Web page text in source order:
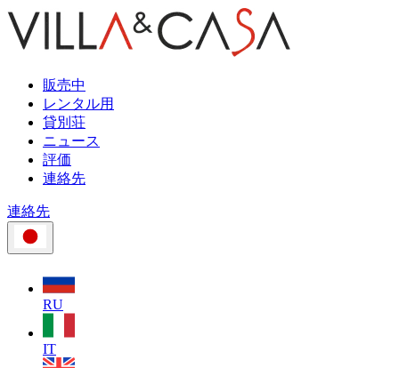
販売中
レンタル用
貸別荘
ニュース
評価
連絡先
連絡先
RU
IT